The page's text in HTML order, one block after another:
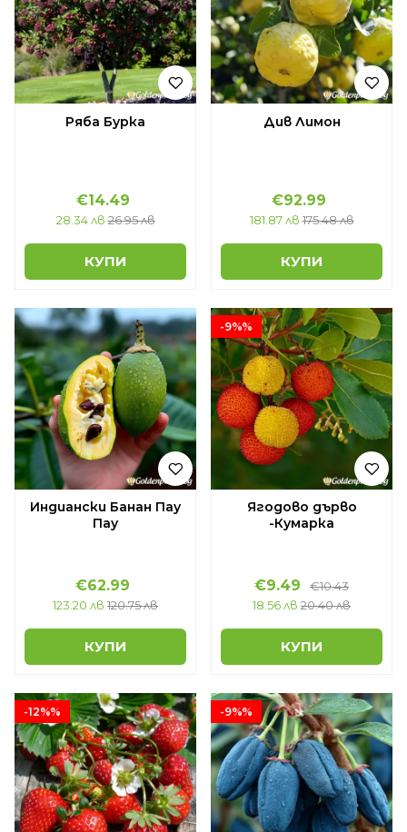
Ряба Бурка
€14.49
28.34 лв 26.95 лв
КУПИ
Див Лимон
€92.99
181.87 лв 175.48 лв
КУПИ
Индиански Банан Пау
Пау
€62.99
123.20 лв 120.75 лв
КУПИ
-9%%
Ягодово дърво
-Кумарка
€9.49
€10.43
18.56 лв 20.40 лв
КУПИ
-12%% -9%%